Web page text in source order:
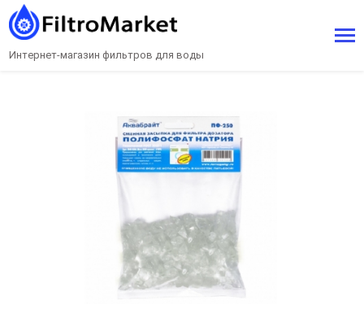
Интернет-магазин фильтров для воды